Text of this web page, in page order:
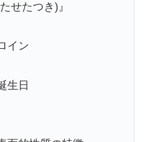
せたつき)』
イン
生日